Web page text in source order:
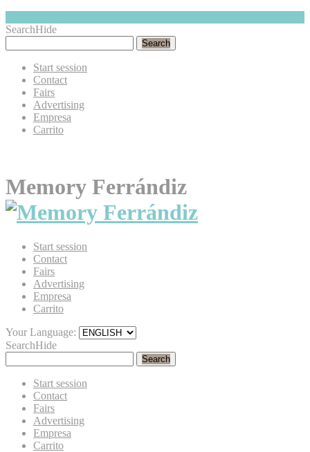
SearchHide
Search
Start session
Contact
Fairs
Advertising
Empresa
Carrito
Memory Ferrándiz
Start session
Contact
Fairs
Advertising
Empresa
Carrito
Your Language:
SearchHide
Search
Start session
Contact
Fairs
Advertising
Empresa
Carrito